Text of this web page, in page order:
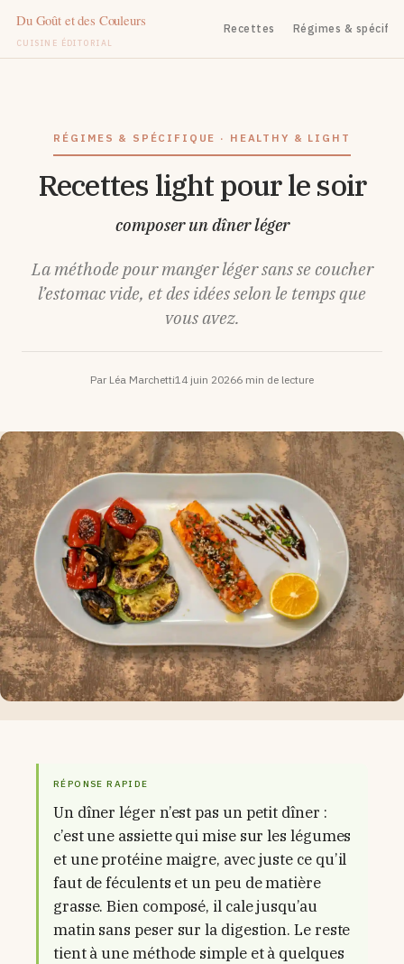
CUISINE ÉDITORIAL
Recettes Régimes &
RÉGIMES & SPÉCIFIQUE · HEALTHY & LIGHT
Recettes light pour le soir
composer un dîner léger
La méthode pour manger léger sans se coucher
l’estomac vide, et des idées selon le temps que
vous avez.
Par Léa Marchetti14 juin 20266 min de lecture
RÉPONSE RAPIDE
Un dîner léger n’est pas un petit dîner :
c’est une assiette qui mise sur les légumes
et une protéine maigre, avec juste ce qu’il
faut de féculents et un peu de matière
grasse. Bien composé, il cale jusqu’au
matin sans peser sur la digestion. Le reste
tient à une méthode simple et à quelques